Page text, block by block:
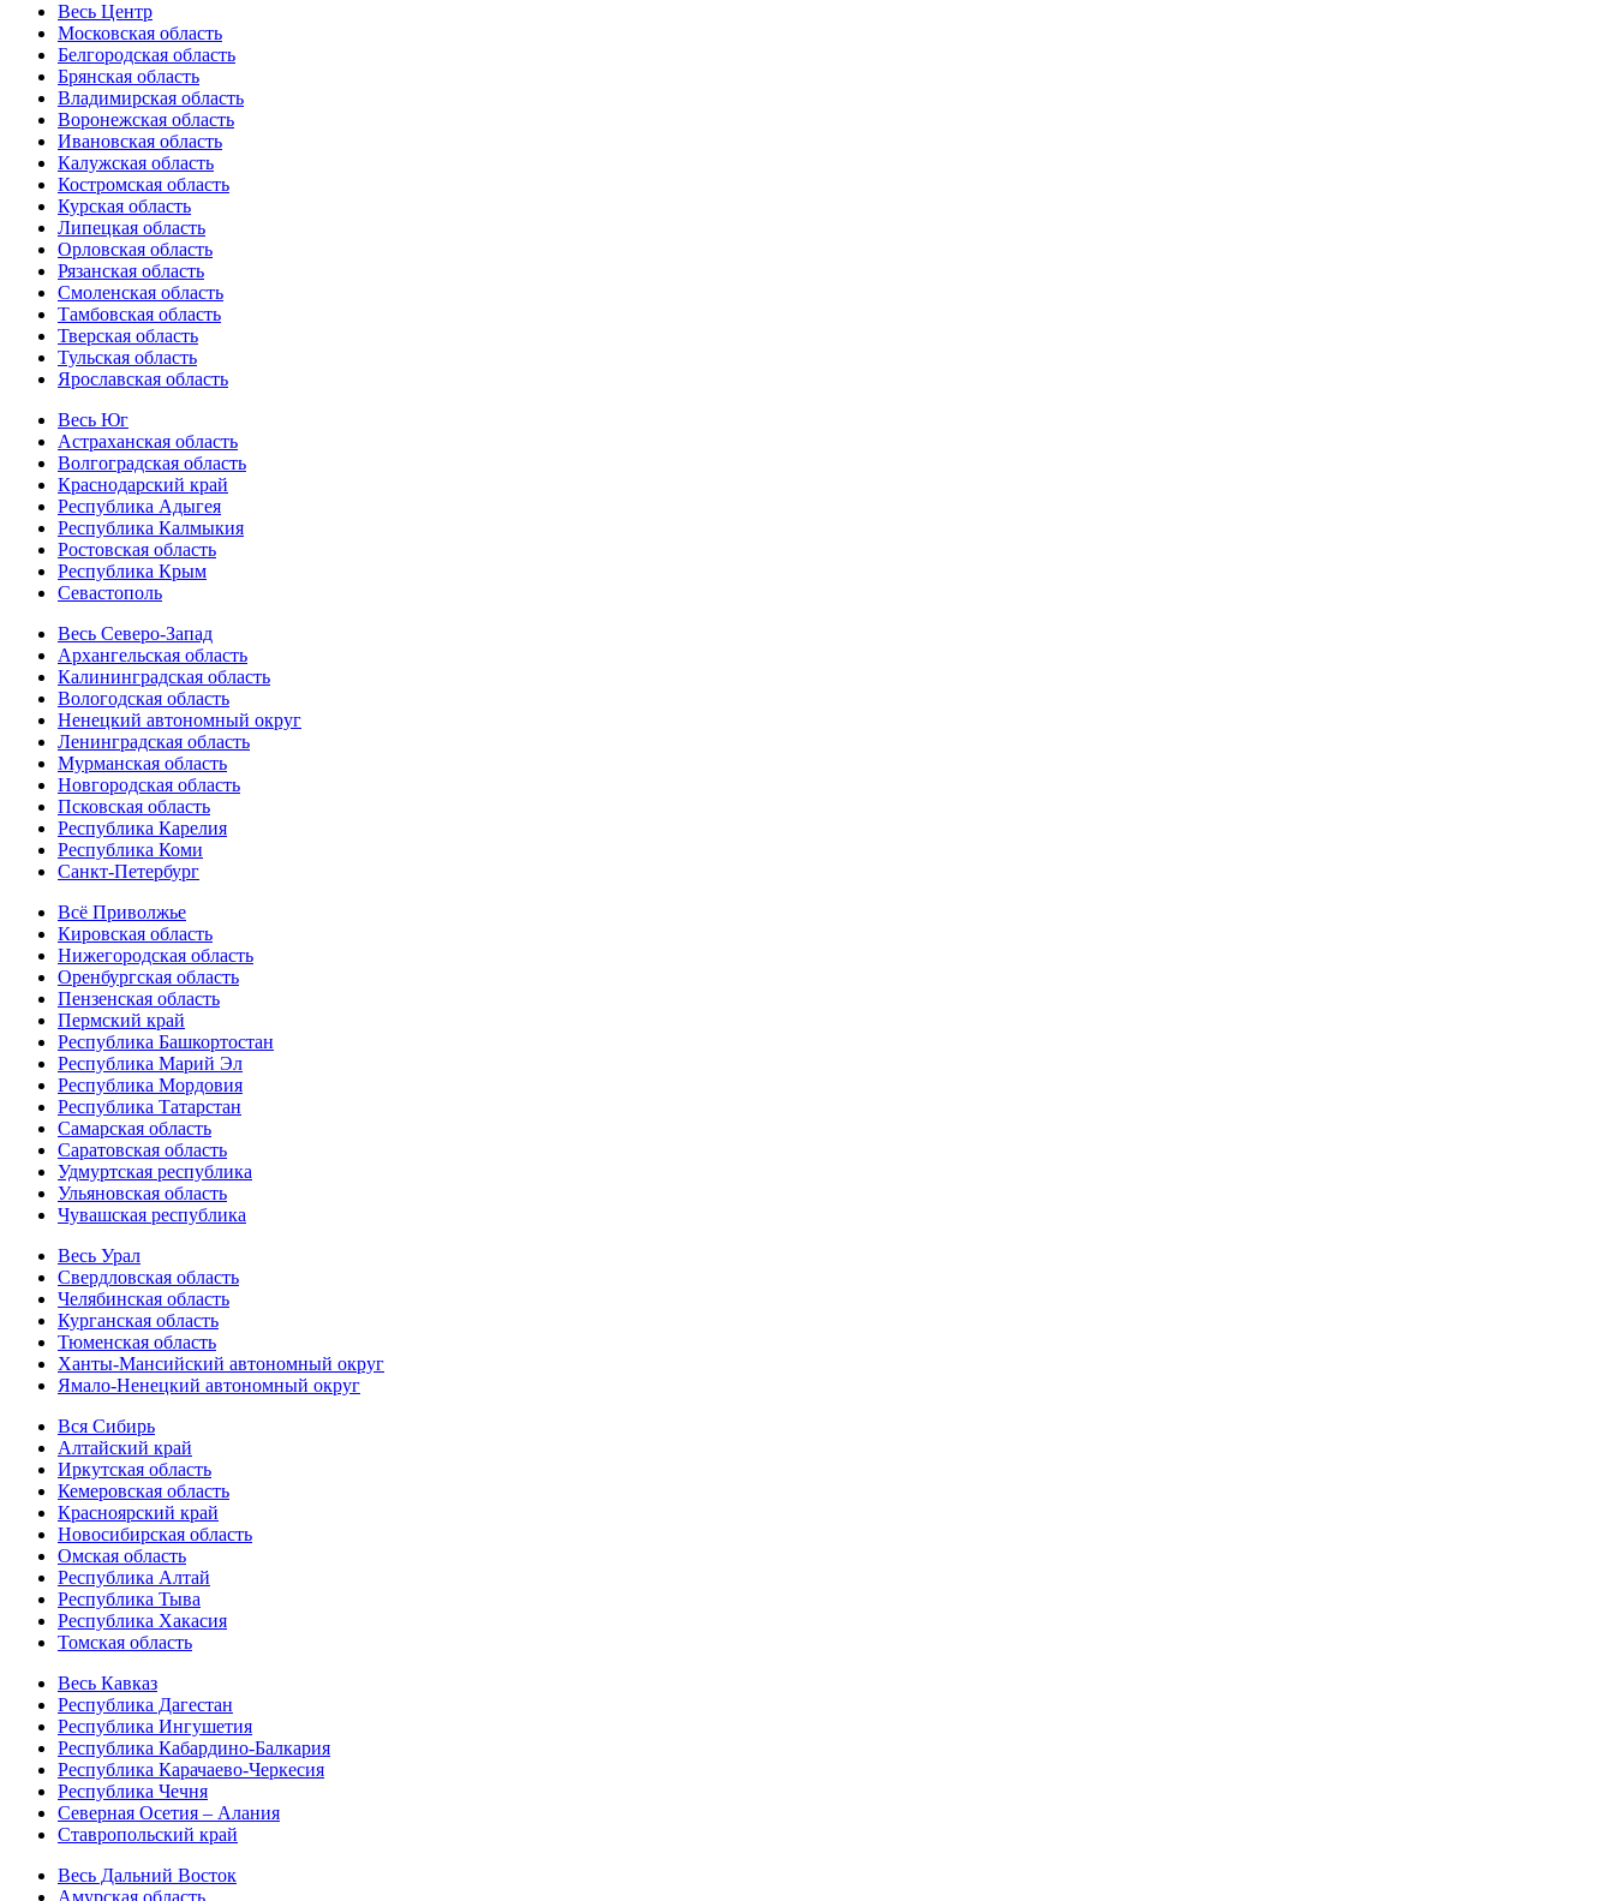
Весь Центр
Московская область
Белгородская область
Брянская область
Владимирская область
Воронежская область
Ивановская область
Калужская область
Костромская область
Курская область
Липецкая область
Орловская область
Рязанская область
Смоленская область
Тамбовская область
Тверская область
Тульская область
Ярославская область
Весь Юг
Астраханская область
Волгоградская область
Краснодарский край
Республика Адыгея
Республика Калмыкия
Ростовская область
Республика Крым
Севастополь
Весь Северо-Запад
Архангельская область
Калининградская область
Вологодская область
Ненецкий автономный округ
Ленинградская область
Мурманская область
Новгородская область
Псковская область
Республика Карелия
Республика Коми
Санкт-Петербург
Всё Приволжье
Кировская область
Нижегородская область
Оренбургская область
Пензенская область
Пермский край
Республика Башкортостан
Республика Марий Эл
Республика Мордовия
Республика Татарстан
Самарская область
Саратовская область
Удмуртская республика
Ульяновская область
Чувашская республика
Весь Урал
Свердловская область
Челябинская область
Курганская область
Тюменская область
Ханты-Мансийский автономный округ
Ямало-Ненецкий автономный округ
Вся Сибирь
Алтайский край
Иркутская область
Кемеровская область
Красноярский край
Новосибирская область
Омская область
Республика Алтай
Республика Тыва
Республика Хакасия
Томская область
Весь Кавказ
Республика Дагестан
Республика Ингушетия
Республика Кабардино-Балкария
Республика Карачаево-Черкесия
Республика Чечня
Северная Осетия – Алания
Ставропольский край
Весь Дальний Восток
Амурская область